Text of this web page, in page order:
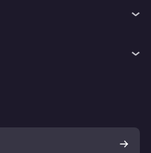
Dein Widerrufsrecht